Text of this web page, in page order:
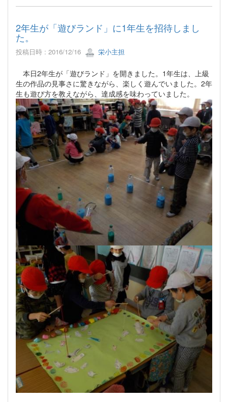
2年生が「遊びランド」に1年生を招待しまし
た。
投稿日時 : 2016/12/16 栄小主担
本日2年生が「遊びランド」を開きました。1年生は、上級
生の作品の見事さに驚きながら、楽しく遊んでいました。2年
生も遊び方を教えながら、達成感を味わっていました。